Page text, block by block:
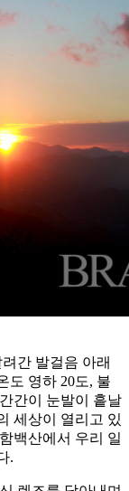
간 발걸음 아래
도 영하 20도, 불
간이 눈발이 흩날
세상이 열리고 있
백산에서 우리 일
.